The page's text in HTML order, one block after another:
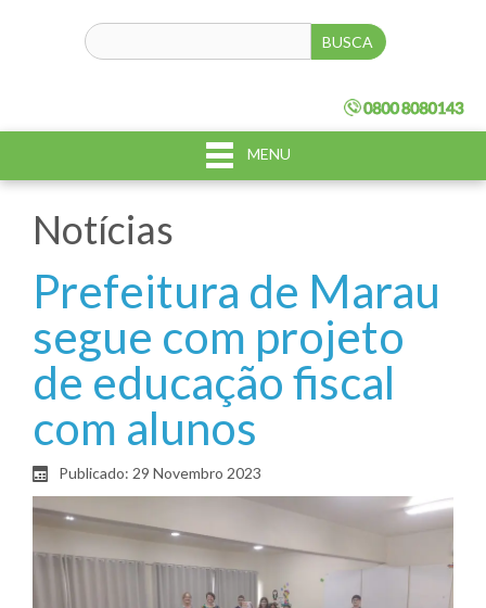
MENU
Notícias
Prefeitura de Marau
segue com projeto
de educação fiscal
com alunos
Publicado: 29 Novembro 2023